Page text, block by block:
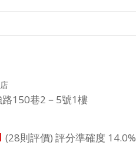
150巷2－5號1樓
(28則評價) 評分準確度 14.0%